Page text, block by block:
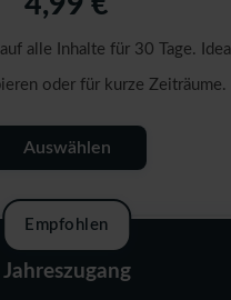
alle Inhalte für 30 Tage. Ideal
oder für kurze Zeiträume.
Auswählen
Empfohlen
Jahreszugang